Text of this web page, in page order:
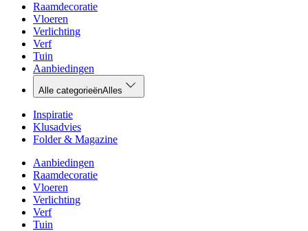
Raamdecoratie
Vloeren
Verlichting
Verf
Tuin
Aanbiedingen
Alle categorieënAlles
Inspiratie
Klusadvies
Folder & Magazine
Aanbiedingen
Raamdecoratie
Vloeren
Verlichting
Verf
Tuin